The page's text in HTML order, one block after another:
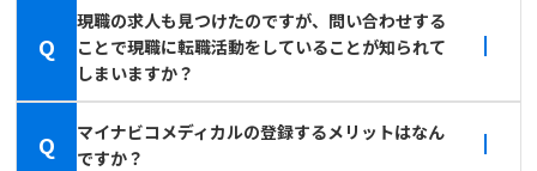
Q
現職の求人も見つけたのですが、問い合わせする
ことで現職に転職活動をしていることが知られて
しまいますか？
Q
マイナビコメディカルの登録するメリットはなん
ですか？